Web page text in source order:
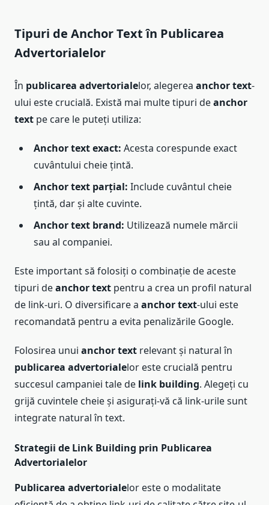
Tipuri de Anchor Text în Publicarea
Advertorialelor
În publicarea advertorialelor, alegerea anchor text-
ului este crucială. Există mai multe tipuri deanchor
text pe care le puteți utiliza:
Anchor text exact: Acesta corespunde exact
cuvântului cheie țintă.
Anchor text parțial: Include cuvântul cheie
țintă, dar și alte cuvinte.
Anchor text brand: Utilizează numele mărcii
sau al companiei.
Este important să folosiți o combinație de aceste
tipuri deanchor text pentru a crea un profil natural
de link-uri. O diversificare a anchor text-ului este
recomandată pentru a evita penalizările Google.
Folosirea unui anchor text relevant și natural în
publicarea advertorialelor este crucială pentru
succesul campaniei tale de link building. Alegeți cu
grijă cuvintele cheie și asigurați-vă că link-urile sunt
integrate natural în text.
Strategii de Link Building prin Publicarea
Advertorialelor
Publicarea advertorialelor este o modalitate